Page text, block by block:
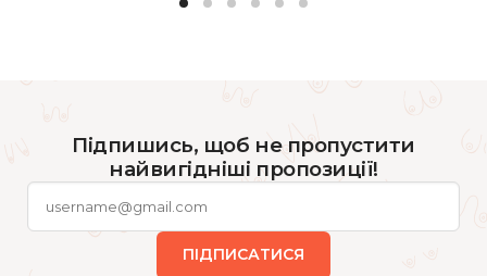
Підпишись, щоб не пропустити
найвигідніші пропозиції!
ПІДПИСАТИСЯ